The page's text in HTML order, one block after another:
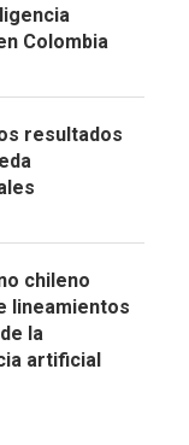
Colombia
resultados
chileno
lineamientos
la
artificial